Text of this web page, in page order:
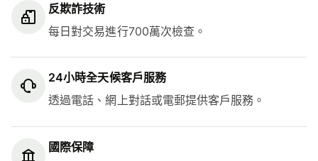
反欺詐技術
每日對交易進行700萬次檢查。
24小時全天候客戶服務
透過電話、網上對話或電郵提供客戶服務。
國際保障